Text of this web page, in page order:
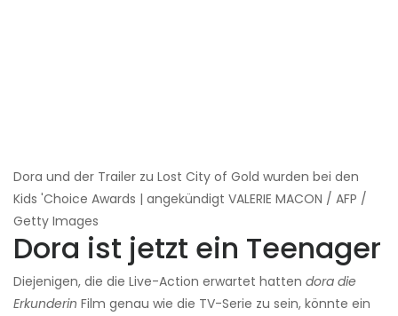
Dora und der Trailer zu Lost City of Gold wurden bei den
Kids 'Choice Awards | angekündigt VALERIE MACON / AFP /
Getty Images
Dora ist jetzt ein Teenager
Diejenigen, die die Live-Action erwartet hatten dora die
Erkunderin Film genau wie die TV-Serie zu sein, könnte ein